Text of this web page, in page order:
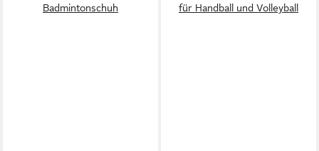
Badmintonschuh
für Handball und Volleyball